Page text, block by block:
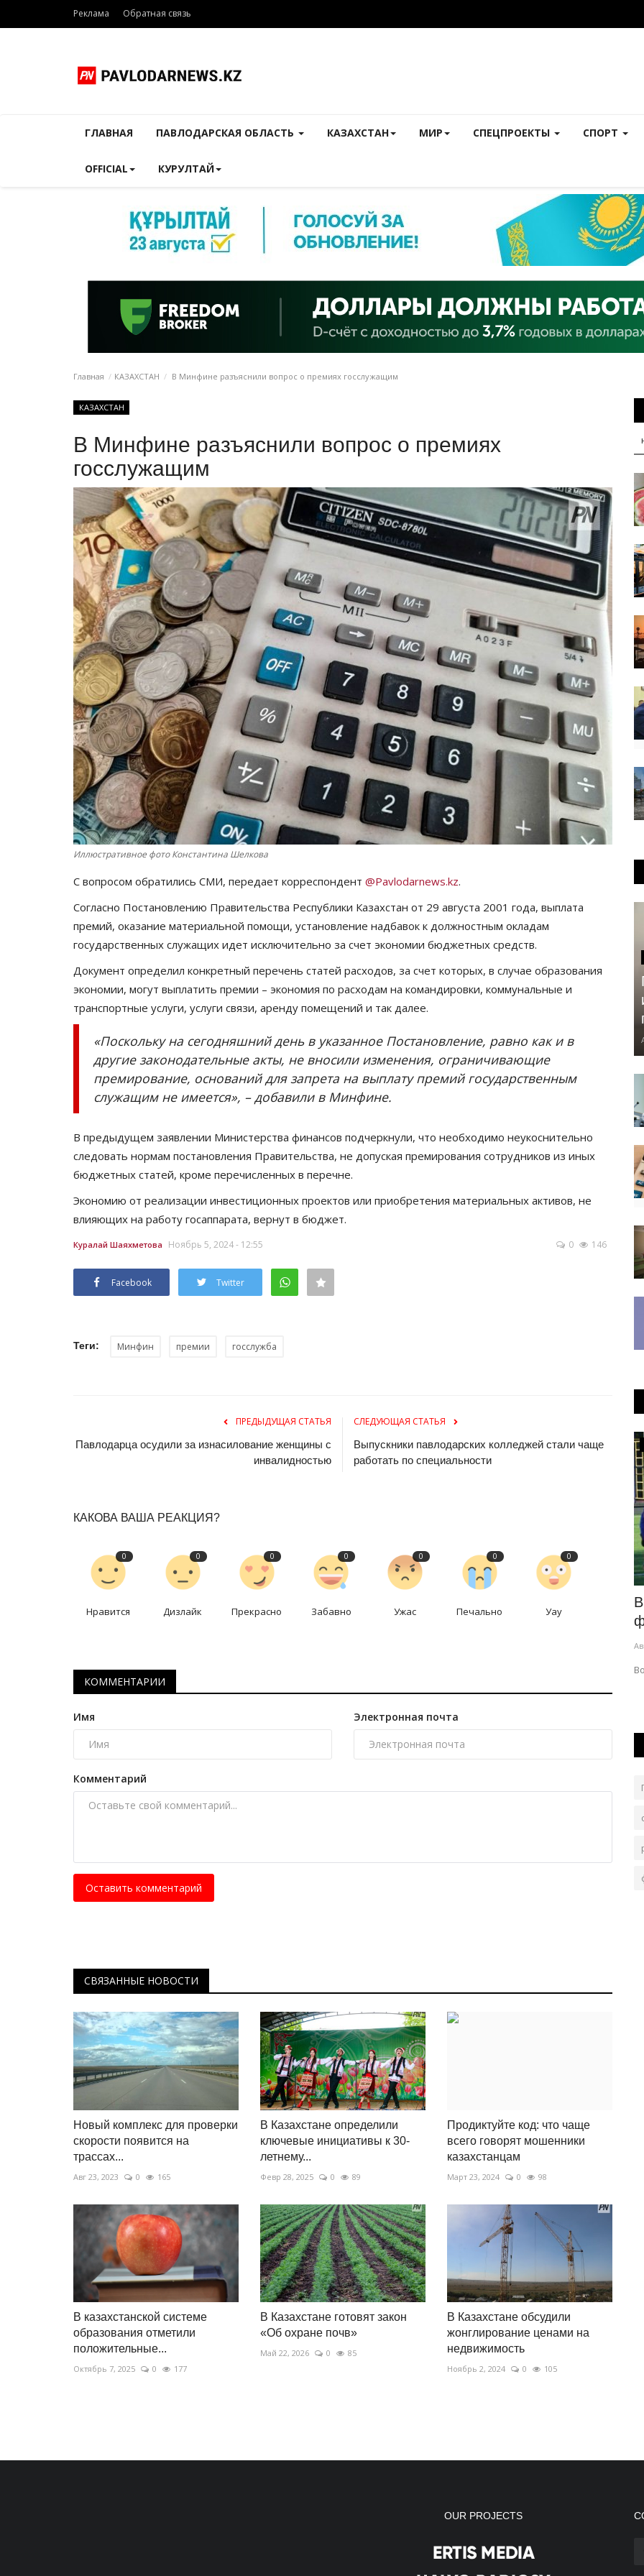
Реклама Обратная связь
ГЛАВНАЯ ПАВЛОДАРСКАЯ ОБЛАСТЬ КАЗАХСТАН МИР СПЕЦПРОЕКТЫ СПОРТ
OFFICIAL КУРУЛТАЙ
Главная КАЗАХСТАН В Минфине разъяснили вопрос о премиях госслужащим
КАЗАХСТАН
В Минфине разъяснили вопрос о премиях
госслужащим
Иллюстративное фото Константина Шелкова
С вопросом обратились СМИ, передает корреспондент @Pavlodarnews.kz.
Согласно Постановлению Правительства Республики Казахстан от 29 августа 2001 года, выплата
премий, оказание материальной помощи, установление надбавок к должностным окладам
государственных служащих идет исключительно за счет экономии бюджетных средств.
Документ определил конкретный перечень статей расходов, за счет которых, в случае образования
экономии, могут выплатить премии – экономия по расходам на командировки, коммунальные и
транспортные услуги, услуги связи, аренду помещений и так далее.
«Поскольку на сегодняшний день в указанное Постановление, равно как и в
другие законодательные акты, не вносили изменения, ограничивающие
премирование, оснований для запрета на выплату премий государственным
служащим не имеется», – добавили в Минфине.
В предыдущем заявлении Министерства финансов подчеркнули, что необходимо неукоснительно
следовать нормам постановления Правительства, не допуская премирования сотрудников из иных
бюджетных статей, кроме перечисленных в перечне.
Экономию от реализации инвестиционных проектов или приобретения материальных активов, не
влияющих на работу госаппарата, вернут в бюджет.
Куралай Шаяхметова Ноябрь 5, 2024 - 12:55 0 146
Facebook Twitter
Теги: Минфин премии госслужба
ПРЕДЫДУЩАЯ СТАТЬЯ
Павлодарца осудили за изнасилование женщины с
инвалидностью
СЛЕДУЮЩАЯ СТАТЬЯ
Выпускники павлодарских колледжей стали чаще
работать по специальности
КАКОВА ВАША РЕАКЦИЯ?
0
Нравится
0
Дизлайк
0
Прекрасно
0
Забавно
0
Ужас
0
Печально
0
Уау
КОММЕНТАРИИ
Имя Электронная почта
Комментарий
Оставить комментарий
СВЯЗАННЫЕ НОВОСТИ
Новый комплекс для проверки
скорости появится на
трассах...
Авг 23, 2023 0 165
В Казахстане определили
ключевые инициативы к 30-
летнему...
Февр 28, 2025 0 89
Продиктуйте код: что чаще
всего говорят мошенники
казахстанцам
Март 23, 2024 0 98
В казахстанской системе
образования отметили
положительные...
Октябрь 7, 2025 0 177
В Казахстане готовят закон
«Об охране почв»
Май 22, 2026 0 85
В Казахстане обсудили
жонглирование ценами на
недвижимость
Ноябрь 2, 2024 0 105
Туризм
впервые вернулся домой...
О том, чтобы однажды въехать в родной Павлодар
именно на велосипеде, Денис Желнин...
РАЗВЛЕЧЕНИЯ
павлодарцам к ретро-фестивалю...
OUR PROJECTS